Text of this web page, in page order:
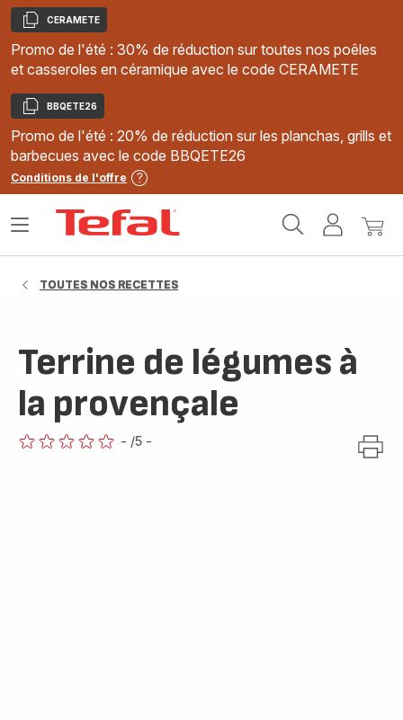
Copier
CERAMETE
Promo de l'été : 30% de réduction sur toutes nos poêles
et casseroles en céramique avec le code CERAMETE
Copier
BBQETE26
Promo de l'été : 20% de réduction sur les planchas, grills et
barbecues avec le code BBQETE26
Conditions de l'offre
MonMon
Ouvrir
TOUTES NOS RECETTES
Terrine de légumes à
la provençale
- /5 -